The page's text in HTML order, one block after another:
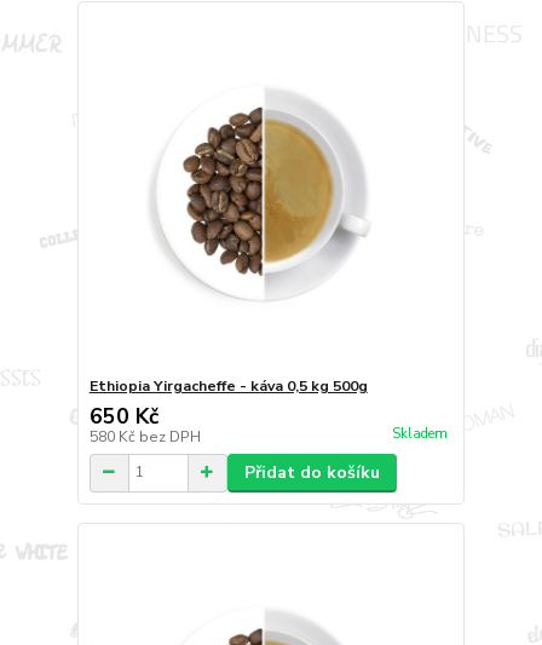
Ethiopia Yirgacheffe - káva 0,5 kg 500g
650 Kč
580 Kč bez DPH Skladem
Přidat do košíku